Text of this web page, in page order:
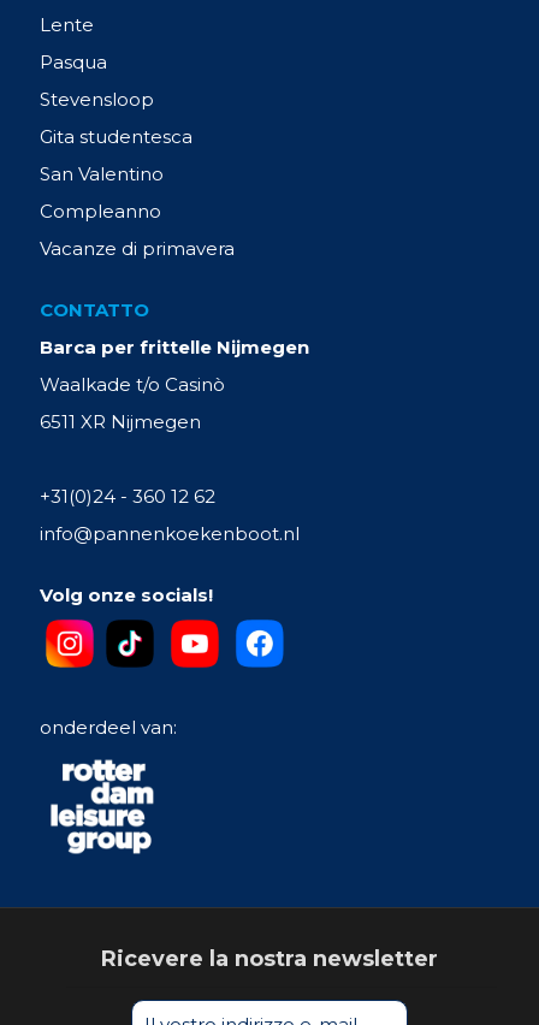
Lente
Pasqua
Stevensloop
Gita studentesca
San Valentino
Compleanno
Vacanze di primavera
CONTATTO
Barca per frittelle Nijmegen
Waalkade t/o Casinò
6511 XR Nijmegen
+31(0)24 - 360 12 62
info@pannenkoekenboot.nl
Volg onze socials!
onderdeel van:
Ricevere la nostra newsletter